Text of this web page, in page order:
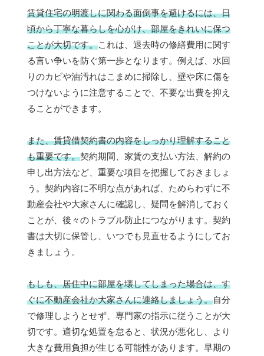
賃貸住宅の明渡しに関わる面倒事を避けるには、日
頃から丁寧な暮らしを心がけ、部屋をきれいに保つ
ことが大切です。これは、退去時の修繕費用に関す
る言い争いを防ぐ第一歩となります。例えば、水回
りのカビや油汚れはこまめに掃除し、壁や床に傷を
つけないように注意することで、不要な出費を抑え
ることができます。
また、賃貸借契約書の内容をしっかり理解すること
も重要です。契約期間、家賃の支払い方法、解約の
申し出方法など、重要な項目を把握しておきましょ
う。契約内容に不明な点があれば、ためらわずに不
動産会社や大家さんに確認し、疑問を解消しておく
ことが、後々のトラブル防止につながります。契約
書は大切に保管し、いつでも見直せるようにしてお
きましょう。
もしも、居住中に部屋を壊してしまった場合は、す
ぐに不動産会社か大家さんに連絡しましょう。自分
で修理しようとせず、専門家の指示に従うことが大
切です。適切な処置を怠ると、状況が悪化し、より
大きな費用負担が生じる可能性があります。早期の